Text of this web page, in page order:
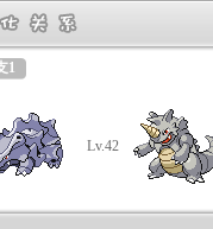
1
Lv.42